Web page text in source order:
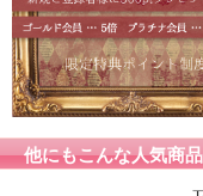
カラー
際の商品と
色味が異な
予めご了承
他にもこんな人気商